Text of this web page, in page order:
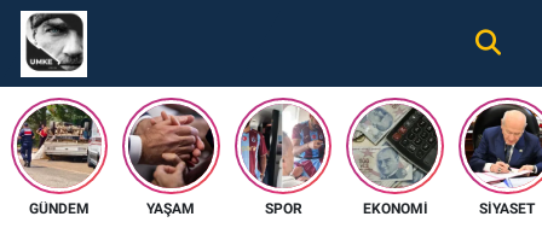
GÜNDEM YAŞAM SPOR EKONOMI SIYASET
Gündem
Ekonomi
Spor
Nöbetçi Eczaneler
Hava Durumu
Namaz Vakitleri